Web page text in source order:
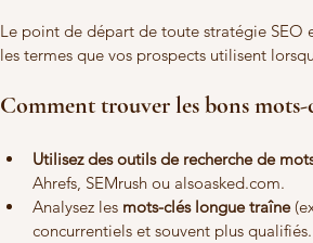
Le point de départ de toute stratégie SEO
les termes que vos prospects utilisent
Comment trouver les bons mots-
Utilisez des outils de recherche de
Ahrefs, SEMrush ou alsoasked.com.
Analysez les mots-clés longue traîne
concurrentiels et souvent plus qualifiés.